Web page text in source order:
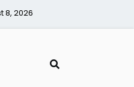
Gorsellestirme İle Akilli
8, 2026